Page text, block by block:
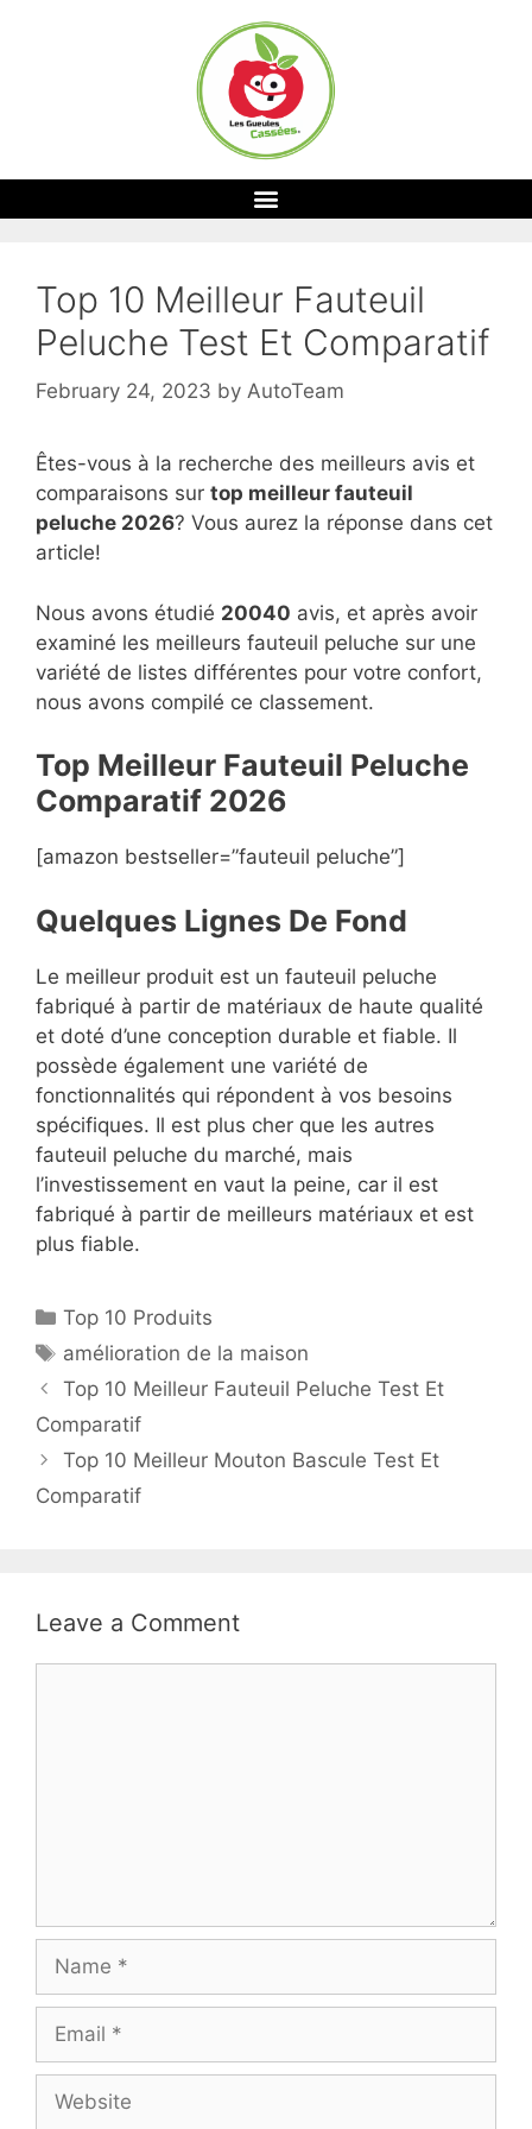
Top 10 Meilleur Fauteuil
Peluche Test Et Comparatif
February 24, 2023 by AutoTeam
Êtes-vous à la recherche des meilleurs avis et
comparaisons sur top meilleur fauteuil
peluche 2026? Vous aurez la réponse dans cet
article!
Nous avons étudié 20040 avis, et après avoir
examiné les meilleurs fauteuil peluche sur une
variété de listes différentes pour votre confort,
nous avons compilé ce classement.
Top Meilleur Fauteuil Peluche
Comparatif 2026
[amazon bestseller=”fauteuil peluche”]
Quelques Lignes De Fond
Le meilleur produit est un fauteuil peluche
fabriqué à partir de matériaux de haute qualité
et doté d’une conception durable et fiable. Il
possède également une variété de
fonctionnalités qui répondent à vos besoins
spécifiques. Il est plus cher que les autres
fauteuil peluche du marché, mais
l’investissement en vaut la peine, car il est
fabriqué à partir de meilleurs matériaux et est
plus fiable.
Top 10 Produits
amélioration de la maison
Top 10 Meilleur Fauteuil Peluche Test Et
Comparatif
Top 10 Meilleur Mouton Bascule Test Et
Comparatif
Leave a Comment